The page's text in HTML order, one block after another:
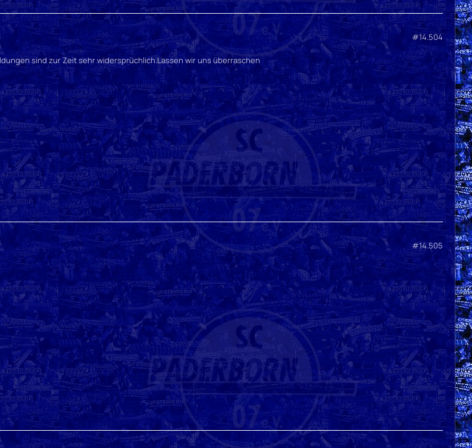
#14.504
sind zur Zeit sehr widersprüchlich.Lassen wir uns überraschen
#14.505